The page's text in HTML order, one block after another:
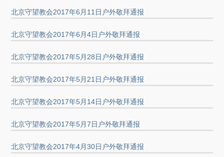
北京守望教会2017年6月11日户外敬拜通报
北京守望教会2017年6月4日户外敬拜通报
北京守望教会2017年5月28日户外敬拜通报
北京守望教会2017年5月21日户外敬拜通报
北京守望教会2017年5月14日户外敬拜通报
北京守望教会2017年5月7日户外敬拜通报
北京守望教会2017年4月30日户外敬拜通报